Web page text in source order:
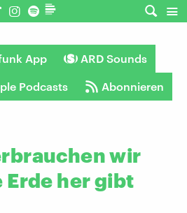
App ARD Sounds
Podcasts Abonnieren
wir
Erde her gibt